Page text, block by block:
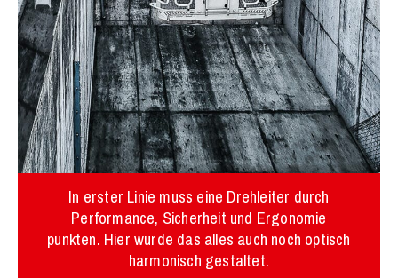
In erster Linie muss eine Drehleiter durch
Performance, Sicherheit und Ergonomie
punkten. Hier wurde das alles auch noch optisch
harmonisch gestaltet.